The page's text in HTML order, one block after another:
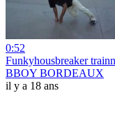
0:52
Funkyhousbreaker
BBOY BORDEAUX
il y a 18 ans